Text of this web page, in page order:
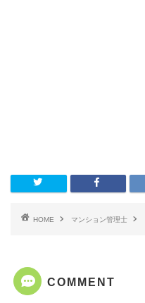
HOME マンション管理士
COMMENT